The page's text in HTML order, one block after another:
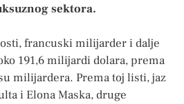
sektora.
francuski milijarder i dalje
191,6 milijardi dolara, prema
milijardera. Prema toj listi, jaz
i Elona Maska, druge